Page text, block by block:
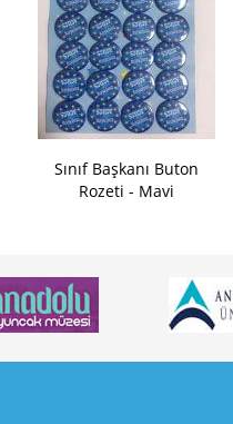
Sınıf Başkanı Buton
Rozeti - Mavi